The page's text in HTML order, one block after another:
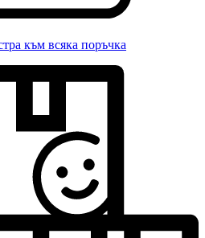
към всяка поръчка